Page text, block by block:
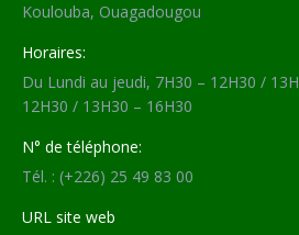
Koulouba, Ouagadougou
Horaires:
Du Lundi au jeudi, 7H30 – 12H30 /
12H30 / 13H30 – 16H30
N° de téléphone:
Tél. : (+226) 25 49 83 00
URL site web